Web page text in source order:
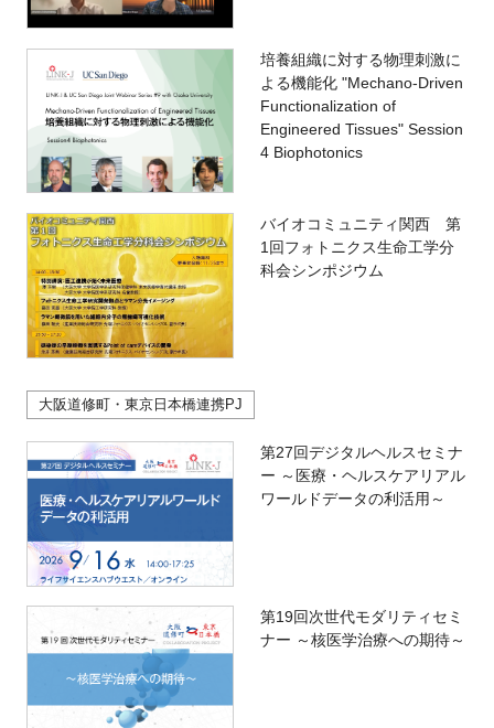
培養組織に対する物理刺激に
よる機能化 "Mechano-Driven
Functionalization of
Engineered Tissues" Session
4 Biophotonics
バイオコミュニティ関西 第
1回フォトニクス生命工学分
科会シンポジウム
大阪道修町・東京日本橋連携PJ
第27回デジタルヘルスセミナ
ー ～医療・ヘルスケアリアル
ワールドデータの利活用～
第19回次世代モダリティセミ
ナー ～核医学治療への期待～